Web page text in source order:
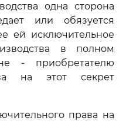
одна сторона
или обязуется
ей исключительное
в полном
- приобретателю
на этот секрет
права на